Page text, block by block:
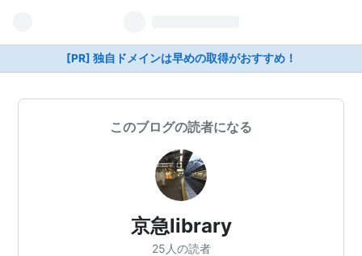
[PR] 独自ドメインは早めの取得がおすすめ！
このブログの読者になる
京急library
25人の読者